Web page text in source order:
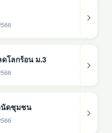
โลกร้อน ม.3
ดชุมชน